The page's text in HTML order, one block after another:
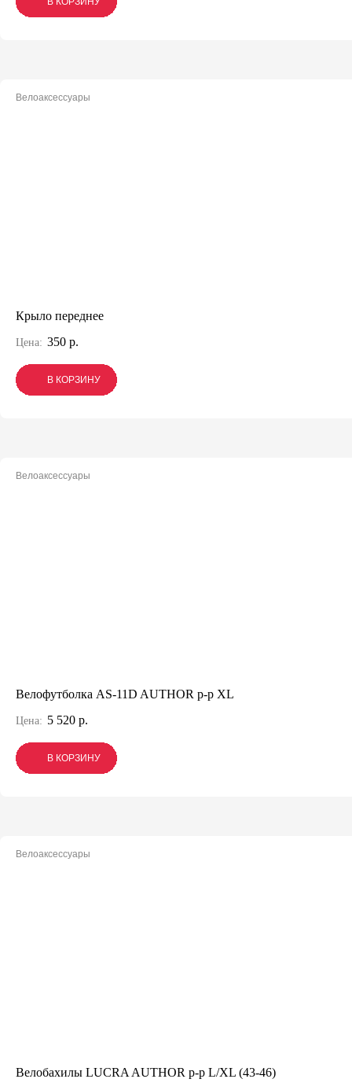
Велоаксессуары
Крыло переднее
Цена: 350 р.
В КОРЗИНУ
В КОРЗИНУ
В КОРЗИНУ
Велоаксессуары
Велофутболка AS-11D AUTHOR р-р XL
Цена: 5 520 р.
В КОРЗИНУ
В КОРЗИНУ
В КОРЗИНУ
Велоаксессуары
Велобахилы LUCRA AUTHOR р-р L/XL (43-46)